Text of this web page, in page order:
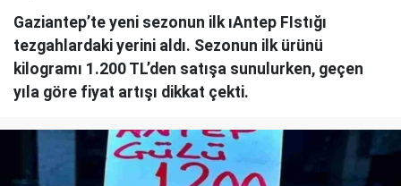
Gaziantep’te yeni sezonun ilk ıAntep FIstığı
tezgahlardaki yerini aldı. Sezonun ilk ürünü
kilogramı 1.200 TL’den satışa sunulurken, geçen
yıla göre fiyat artışı dikkat çekti.